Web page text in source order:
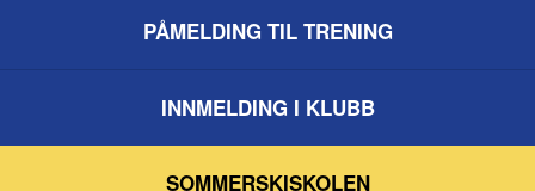
PÅMELDING TIL TRENING
INNMELDING I KLUBB
SOMMERSKISKOLEN